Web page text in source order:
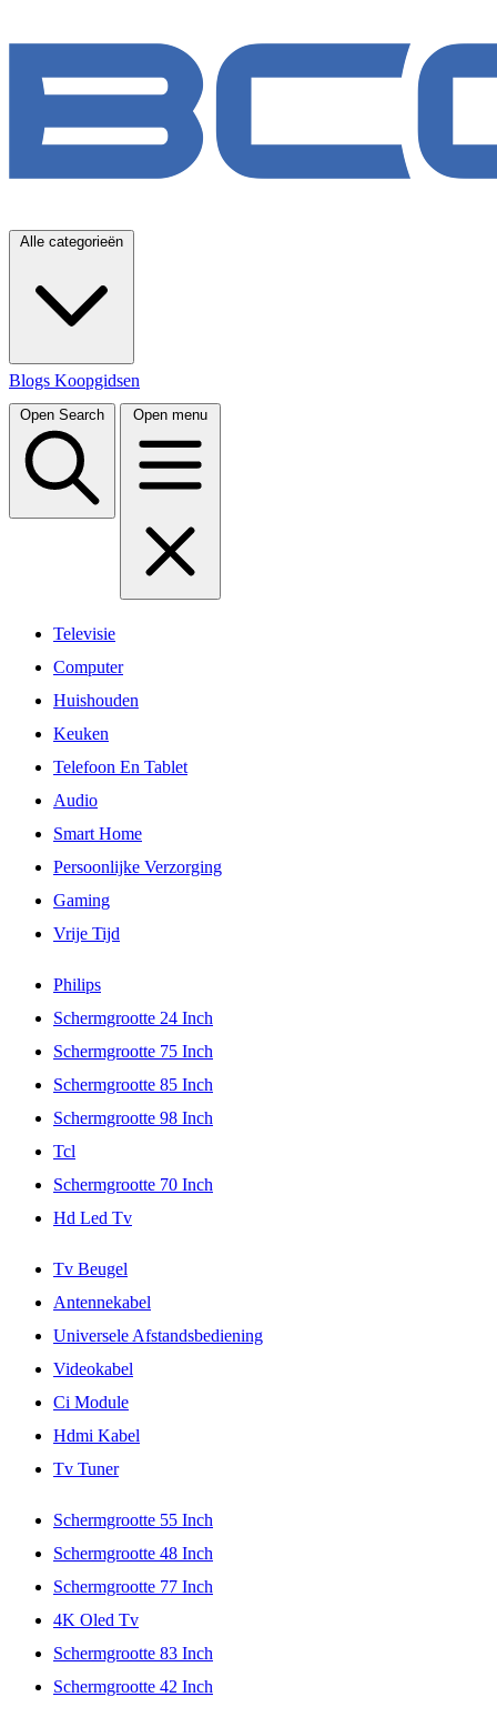
Alle categorieën
Blogs Koopgidsen
Open Search Open menu
Televisie
Computer
Huishouden
Keuken
Telefoon En Tablet
Audio
Smart Home
Persoonlijke Verzorging
Gaming
Vrije Tijd
Philips
Schermgrootte 24 Inch
Schermgrootte 75 Inch
Schermgrootte 85 Inch
Schermgrootte 98 Inch
Tcl
Schermgrootte 70 Inch
Hd Led Tv
Tv Beugel
Antennekabel
Universele Afstandsbediening
Videokabel
Ci Module
Hdmi Kabel
Tv Tuner
Schermgrootte 55 Inch
Schermgrootte 48 Inch
Schermgrootte 77 Inch
4K Oled Tv
Schermgrootte 83 Inch
Schermgrootte 42 Inch